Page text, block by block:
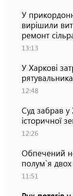
У
вирішили
ремонт
13:13
У Харкові
рятувальника
12:48
Суд забрав у
історичної
12:26
Обпечений
полум`я
11:51